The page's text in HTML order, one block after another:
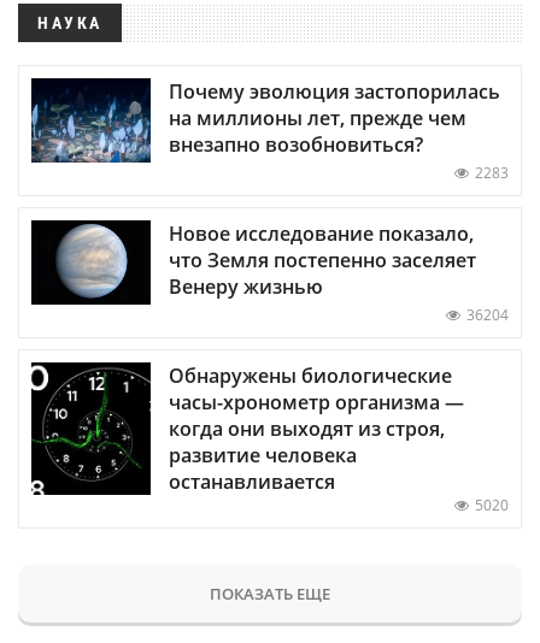
НАУКА
Почему эволюция застопорилась
на миллионы лет, прежде чем
внезапно возобновиться?
2283
Новое исследование показало,
что Земля постепенно заселяет
Венеру жизнью
36204
Обнаружены биологические
часы-хронометр организма —
когда они выходят из строя,
развитие человека
останавливается
5020
ПОКАЗАТЬ ЕЩЕ